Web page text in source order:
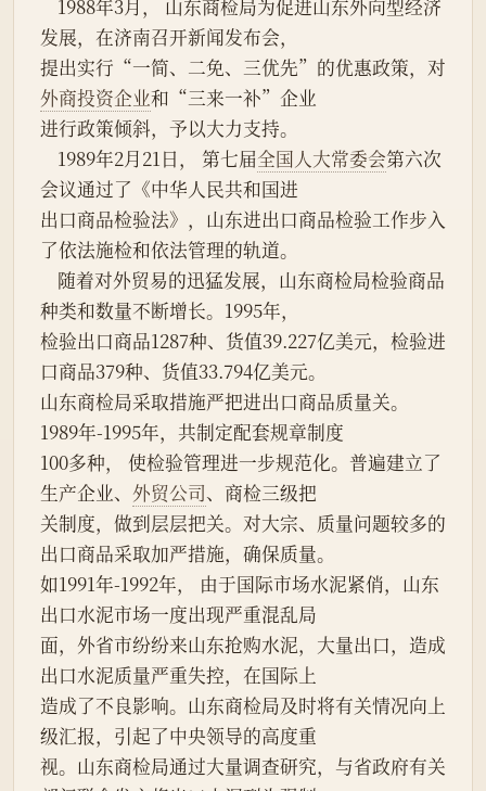
发展，在济南召开新闻发布会，
提出实行“一简、二免、三优先”的优惠政策，对
外商投资企业和“三来一补”企业
进行政策倾斜，予以大力支持。
    1989年2月21日， 第七届
全国人大常委会第六次
会议通过了《中华人民共和国进
出口商品检验法》，山东进出口商品检验工作步入
了依法施检和依法管理的轨道。
种类和数量不断增长。1995年，
检验出口商品1287种、货值39.227亿美元，检验进
口商品379种、货值33.794亿美元。
山东商检局采取措施严把进出口商品质量关。
1989年-1995年，共制定配套规章制度
100多种， 使检验管理进一步规范化。普遍建立了
生产企业、 外贸公司、商检三级把
关制度，做到层层把关。对大宗、质量问题较多的
出口商品采取加严措施，确保质量。
如1991年-1992年， 由于国际市场水泥紧俏，山东
出口水泥市场一度出现严重混乱局
面，外省市纷纷来山东抢购水泥，大量出口，造成
出口水泥质量严重失控，在国际上
造成了不良影响。山东商检局及时将有关情况向上
级汇报，引起了中央领导的高度重
视。山东商检局通过大量调查研究，与省政府有关